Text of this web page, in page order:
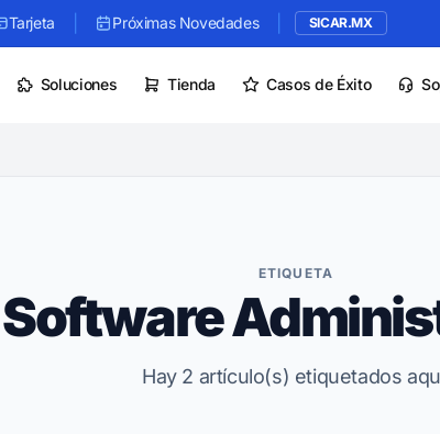
Tarjeta Próximas Novedades SICAR.MX
Soluciones Tienda Casos de Éxito
ETIQUETA
Software
Hay 2 artículo(s) etiquetados